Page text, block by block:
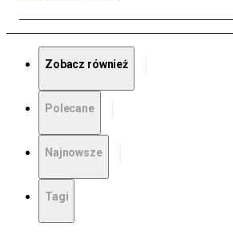
Zobacz również
Polecane
Najnowsze
Tagi